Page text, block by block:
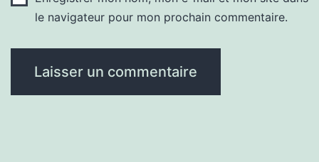
le navigateur pour mon prochain commentaire.